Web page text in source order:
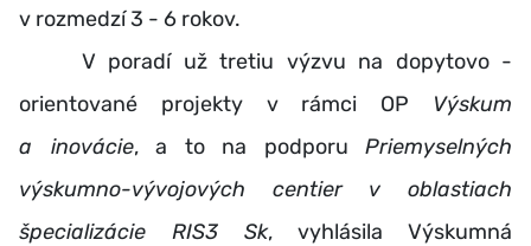
v rozmedzí 3 - 6 rokov.
V poradí už tretiu výzvu na dopytovo -
orientované projekty v rámci OP Výskum
a inovácie, a to na podporu Priemyselných
výskumno-vývojových centier v oblastiach
špecializácie RIS3 Sk, vyhlásila Výskumná